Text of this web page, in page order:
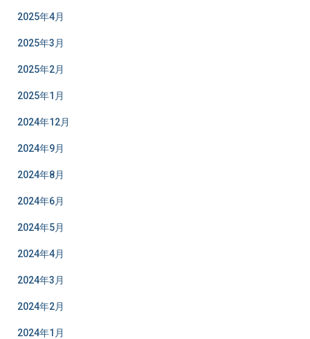
2025年4月
2025年3月
2025年2月
2025年1月
2024年12月
2024年9月
2024年8月
2024年6月
2024年5月
2024年4月
2024年3月
2024年2月
2024年1月